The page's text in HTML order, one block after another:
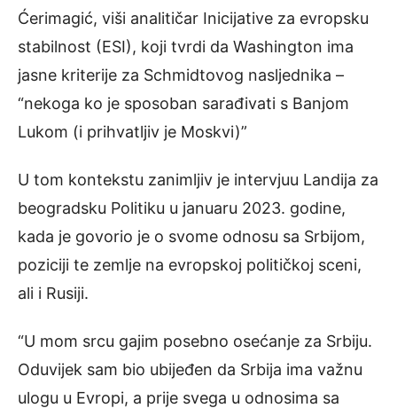
Ćerimagić, viši analitičar Inicijative za evropsku
stabilnost (ESI), koji tvrdi da Washington ima
jasne kriterije za Schmidtovog nasljednika –
“nekoga ko je sposoban sarađivati ​​s Banjom
Lukom (i prihvatljiv je Moskvi)”
U tom kontekstu zanimljiv je intervjuu Landija za
beogradsku Politiku u januaru 2023. godine,
kada je govorio je o svome odnosu sa Srbijom,
poziciji te zemlje na evropskoj političkoj sceni,
ali i Rusiji.
“U mom srcu gajim posebno osećanje za Srbiju.
Oduvijek sam bio ubijeđen da Srbija ima važnu
ulogu u Evropi, a prije svega u odnosima sa